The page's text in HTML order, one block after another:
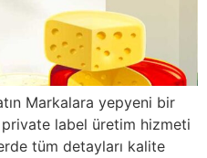
Markalara yepyeni bir
label üretim hizmeti
tüm detayları kalite